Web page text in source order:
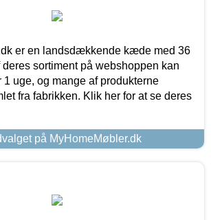
er en landsdækkende kæde med 36
deres sortiment på webshoppen kan
1 uge, og mange af produkterne
fra fabrikken. Klik her for at se deres
på MyHomeMøbler.dk